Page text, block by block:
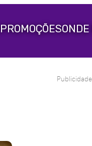
PROMOÇÕES
Publicidade